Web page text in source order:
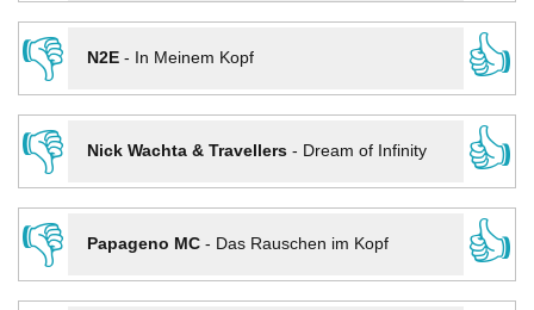
👎
N2E- In Meinem Kopf
👍
👎
Nick Wachta & Travellers- Dream of Infinity
👍
👎
Papageno MC- Das Rauschen im Kopf
👍